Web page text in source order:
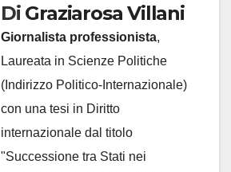
Di Graziarosa Villani
Giornalista professionista,
Laureata in Scienze Politiche
(Indirizzo Politico-Internazionale)
con una tesi in Diritto
internazionale dal titolo
"Successione tra Stati nei